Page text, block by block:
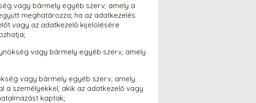
vagy bármely egyéb szerv, amely a
meghatározza; ha az adatkezelés
vagy az adatkezelő kijelölésére
vagy bármely egyéb szerv, amely
vagy bármely egyéb szerv, amely
a személyekkel, akik az adatkezelő vagy
kaptak;